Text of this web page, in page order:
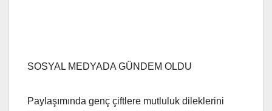
SOSYAL MEDYADA GÜNDEM OLDU
Paylaşımında genç çiftlere mutluluk dileklerini